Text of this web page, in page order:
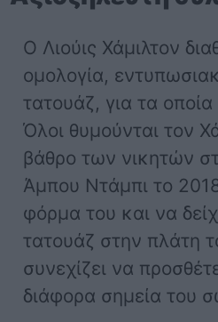
Ο Λιούις Χάμιλτον
ομολογία,
τατουάζ, για τα
Όλοι θυμούνται τον
βάθρο των νικητών
Άμπου Ντάμπι το
φόρμα του και να
τατουάζ στην πλάτη
συνεχίζει να
διάφορα σημεία του